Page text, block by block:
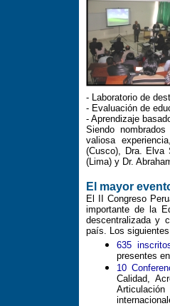
- Laboratorio de
- Evaluación de
- Aprendizaje
Siendo
valiosa
(Cusco), Dra. Elva
(Lima) y Dr.
El mayor
El II Congreso
importante de la
descentralizada y
país. Los
635
presentes
10
Calidad,